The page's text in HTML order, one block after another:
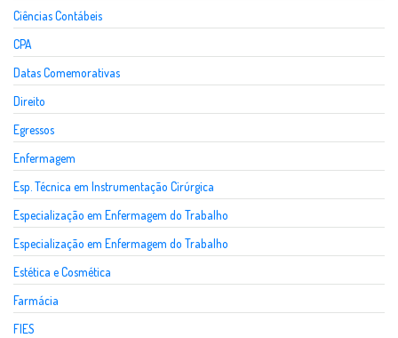
Ciências Contábeis
CPA
Datas Comemorativas
Direito
Egressos
Enfermagem
Esp. Técnica em Instrumentação Cirúrgica
Especialização em Enfermagem do Trabalho
Especialização em Enfermagem do Trabalho
Estética e Cosmética
Farmácia
FIES